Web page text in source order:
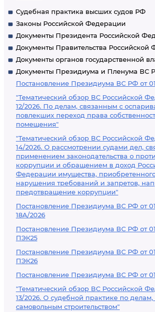
Судебная практика высших судов РФ
Законы Российской Федерации
Документы Президента Российской
Документы Правительства Российской
Документы органов государственной
Документы Президиума и Пленума ВС
Постановление Президиума ВС РФ от
"Тематический обзор ВС Российской
12/2026. По делам, связанным с
повлекших переход права
помещения"
"Тематический обзор ВС Российской
14/2026. О рассмотрении судами дел,
применением законодательства о
коррупции и обращением в доход
Федерации имущества, приобретенного
нарушения требований и запретов,
предотвращение коррупции"
Постановление Президиума ВС РФ от
18А/2026
Постановление Президиума ВС РФ от
ПЭК25
Постановление Президиума ВС РФ от
ПЭК26
Постановление Президиума ВС РФ от
"Тематический обзор ВС Российской
13/2026. О судебной практике по
самовольным строительством"